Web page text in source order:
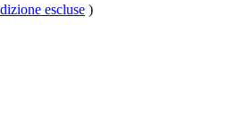
escluse )